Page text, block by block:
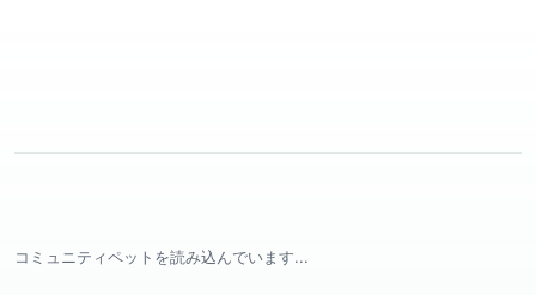
コミュニティペットを読み込んでいます...